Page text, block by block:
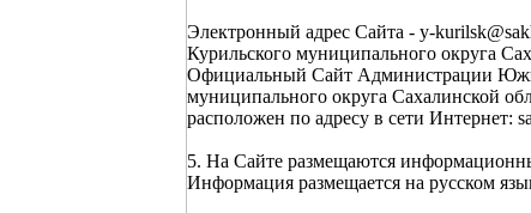
Электронный адрес Сайта - y-
Курильского муниципального округа
Официальный Сайт Администрации
муниципального округа Сахалинской
расположен по адресу в сети Интернет:
5. На Сайте размещаются
Информация размещается на русском